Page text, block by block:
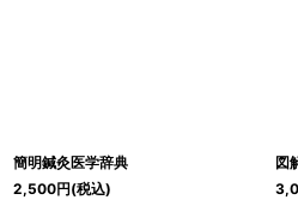
簡明鍼灸医学辞典
2,500円(税込)
図